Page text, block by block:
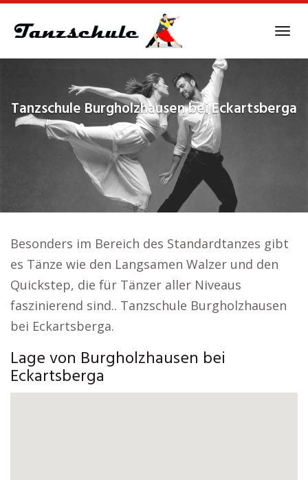
Tanzschule Burgholzhausen bei Eckartsberga
Besonders im Bereich des Standardtanzes gibt
es Tänze wie den Langsamen Walzer und den
Quickstep, die für Tänzer aller Niveaus
faszinierend sind.. Tanzschule Burgholzhausen
bei Eckartsberga.
Lage von Burgholzhausen bei
Eckartsberga